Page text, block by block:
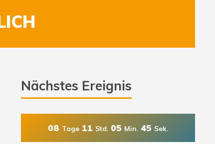
Nächstes Ereignis
08 Tage 11 Std. 05 Min. 43 Sek.